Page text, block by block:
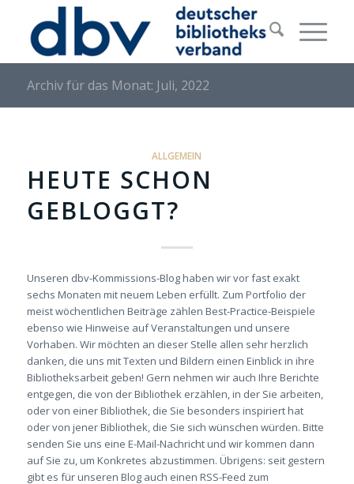
Archiv für das Monat: Juli, 2022
ALLGEMEIN
HEUTE SCHON
GEBLOGGT?
Unseren dbv-Kommissions-Blog haben wir vor fast exakt
sechs Monaten mit neuem Leben erfüllt. Zum Portfolio der
meist wöchentlichen Beiträge zählen Best-Practice-Beispiele
ebenso wie Hinweise auf Veranstaltungen und unsere
Vorhaben. Wir möchten an dieser Stelle allen sehr herzlich
danken, die uns mit Texten und Bildern einen Einblick in ihre
Bibliotheksarbeit geben! Gern nehmen wir auch Ihre Berichte
entgegen, die von der Bibliothek erzählen, in der Sie arbeiten,
oder von einer Bibliothek, die Sie besonders inspiriert hat
oder von jener Bibliothek, die Sie sich wünschen würden. Bitte
senden Sie uns eine E-Mail-Nachricht und wir kommen dann
auf Sie zu, um Konkretes abzustimmen. Übrigens: seit gestern
gibt es für unseren Blog auch einen RSS-Feed zum